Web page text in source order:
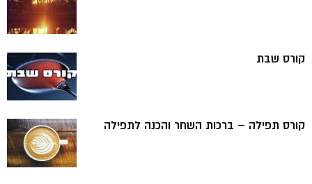
קורס שבת
קורס תפילה – ברכות השחר והכנה לתפילה